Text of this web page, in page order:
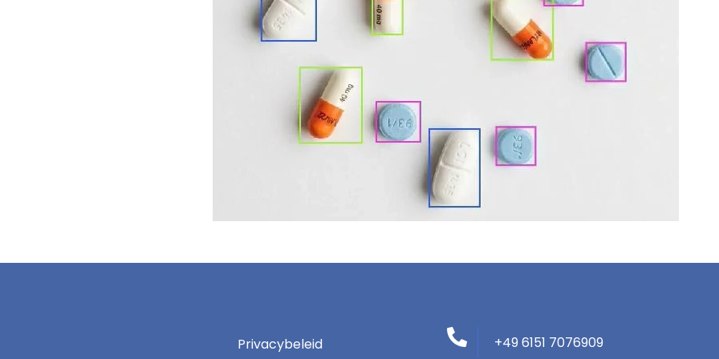
Privacybeleid +49 6151 7076909